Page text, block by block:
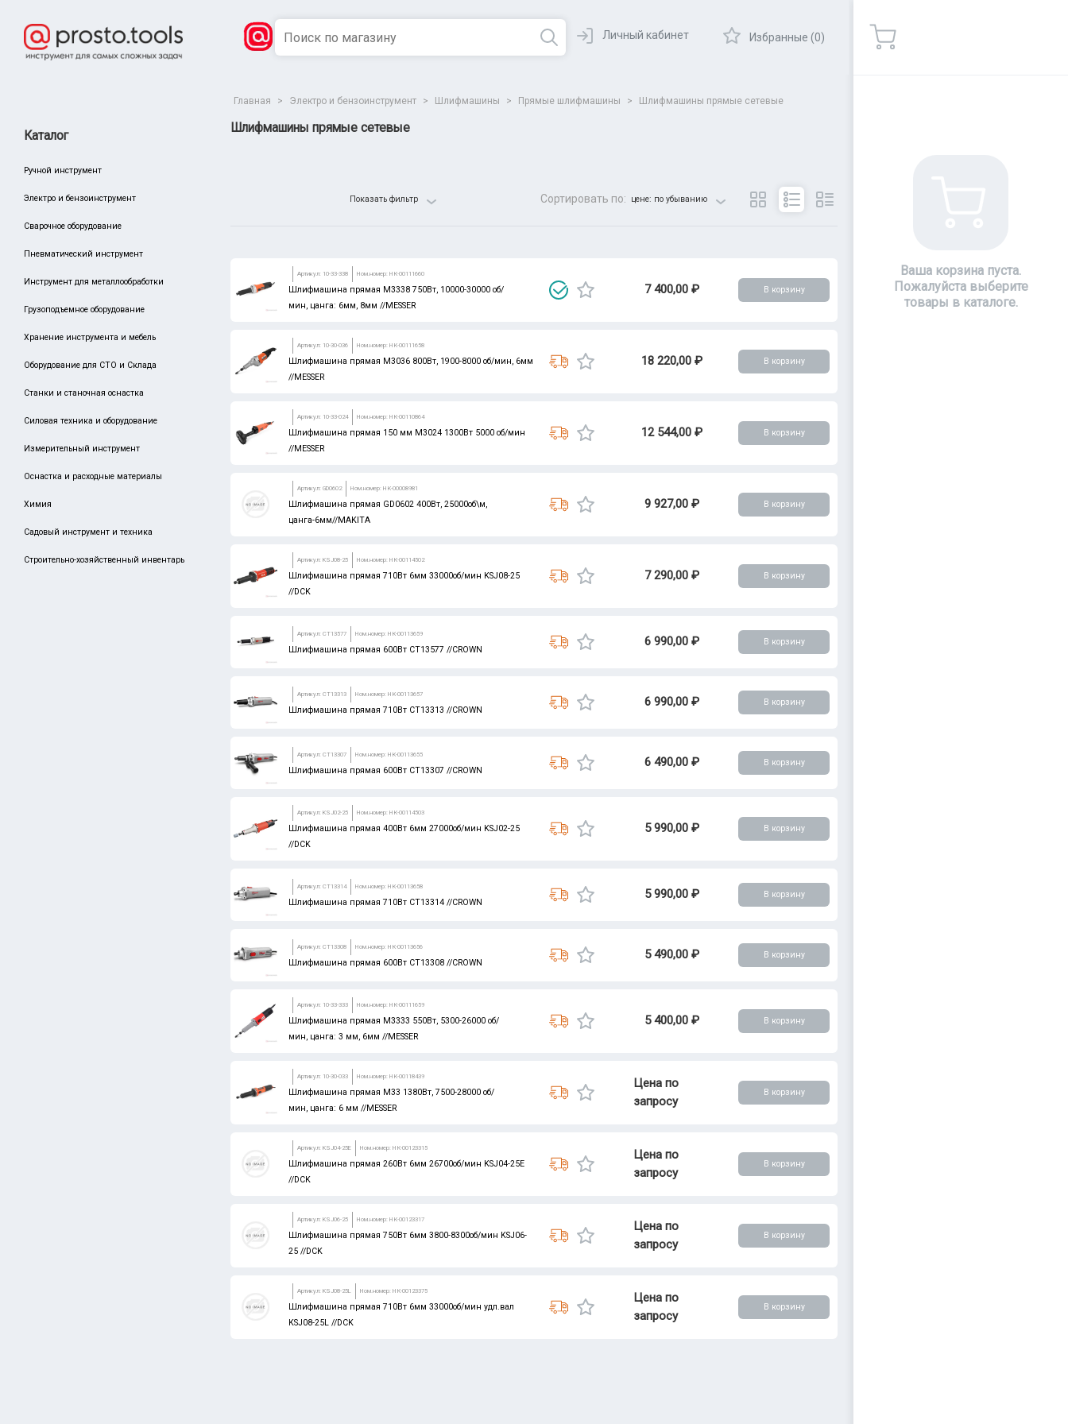
Личный кабинет Избранные (0)
Каталог
Ручной инструмент
Электро и бензоинструмент
Сварочное оборудование
Пневматический инструмент
Инструмент для металлообработки
Грузоподъемное оборудование
Хранение инструмента и мебель
Оборудование для СТО и Склада
Станки и станочная оснастка
Силовая техника и оборудование
Измерительный инструмент
Оснастка и расходные материалы
Химия
Садовый инструмент и техника
Строительно-хозяйственный инвентарь
Ваша корзина пуста.
Пожалуйста выберите
товары в каталоге.
Главная > Электро и бензоинструмент > Шлифмашины > Прямые шлифмашины > Шлифмашины прямые сетевые
Шлифмашины прямые сетевые
Показать фильтр Сортировать по: цене: по убыванию
King Tony
VENUS
ARNO
GROSS
TAEGUTEC
МАСТАК
PRAKTIK
Россия
CNIC
HONSBERG
Артикул: 10-33-338 Ном.номер: НК-00111660
Шлифмашина прямая M3338 750Вт, 10000-30000 об/
мин, цанга: 6мм, 8мм //MESSER
7 400,00 ₽ В корзину
Артикул: 10-30-036 Ном.номер: НК-00111658
Шлифмашина прямая M3036 800Вт, 1900-8000 об/мин, 6мм
//MESSER
18 220,00 ₽ В корзину
Артикул: 10-33-024 Ном.номер: НК-00110864
Шлифмашина прямая 150 мм M3024 1300Вт 5000 об/мин
//MESSER
12 544,00 ₽ В корзину
Артикул: GD0602 Ном.номер: НК-00008981
Шлифмашина прямая GD0602 400Вт, 25000об\м,
цанга-6мм//MAKITA
9 927,00 ₽ В корзину
Артикул: KSJ08-25 Ном.номер: НК-00114502
Шлифмашина прямая 710Вт 6мм 33000об/мин KSJ08-25
//DCK
7 290,00 ₽ В корзину
Артикул: CT13577 Ном.номер: НК-00113659
Шлифмашина прямая 600Вт CT13577 //CROWN
6 990,00 ₽ В корзину
Артикул: CT13313 Ном.номер: НК-00113657
Шлифмашина прямая 710Вт CT13313 //CROWN
6 990,00 ₽ В корзину
Артикул: CT13307 Ном.номер: НК-00113655
Шлифмашина прямая 600Вт CT13307 //CROWN
6 490,00 ₽ В корзину
Артикул: KSJ02-25 Ном.номер: НК-00114503
Шлифмашина прямая 400Вт 6мм 27000об/мин KSJ02-25
//DCK
5 990,00 ₽ В корзину
Артикул: CT13314 Ном.номер: НК-00113658
Шлифмашина прямая 710Вт CT13314 //CROWN
5 990,00 ₽ В корзину
Артикул: CT13308 Ном.номер: НК-00113656
Шлифмашина прямая 600Вт CT13308 //CROWN
5 490,00 ₽ В корзину
Артикул: 10-33-333 Ном.номер: НК-00111659
Шлифмашина прямая M3333 550Вт, 5300-26000 об/
мин, цанга: 3 мм, 6мм //MESSER
5 400,00 ₽ В корзину
Артикул: 10-30-033 Ном.номер: НК-00118439
Шлифмашина прямая M33 1380Вт, 7500-28000 об/
мин, цанга: 6 мм //MESSER
Цена по
запросу
В корзину
Артикул: KSJ04-25E Ном.номер: НК-00123315
Шлифмашина прямая 260Вт 6мм 26700об/мин KSJ04-25E
//DCK
Цена по
запросу
В корзину
Артикул: KSJ06-25 Ном.номер: НК-00123317
Шлифмашина прямая 750Вт 6мм 3800-8300об/мин KSJ06-
25 //DCK
Цена по
запросу
В корзину
Артикул: KSJ08-25L Ном.номер: НК-00123375
Шлифмашина прямая 710Вт 6мм 33000об/мин удл.вал
KSJ08-25L //DCK
Цена по
запросу
В корзину